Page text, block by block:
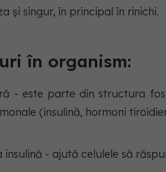
și singur, în principal în rinichi.
în organism:
- este parte din structura
(insulină, hormoni
- ajută celulele să